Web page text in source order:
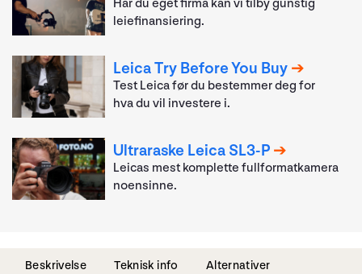
Har du eget firma kan vi tilby gunstig
leiefinansiering.
Leica Try Before You Buy
Test Leica før du bestemmer deg for
hva du vil investere i.
Ultraraske Leica SL3-P
Leicas mest komplette fullformatkamera
noensinne.
Beskrivelse Teknisk info Alternativer